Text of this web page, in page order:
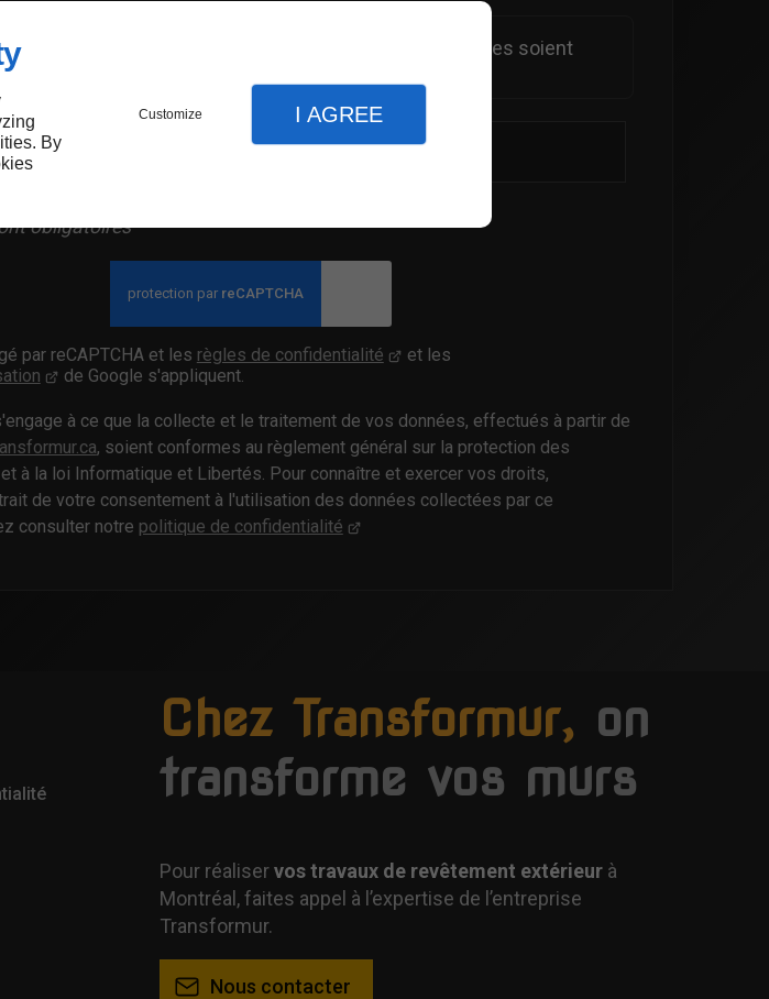
By
Customize I AGREE
ce formulaire, j'accepte que les informations saisies soient
dans le cadre strict de ma demande*
Envoyer
obligatoires
par reCAPTCHA et les règles de confidentialité
et les
de Google s'appliquent.
à ce que la collecte et le traitement de vos données, effectués à partir de
, soient conformes au règlement général sur la protection des
à la loi Informatique et Libertés. Pour connaître et exercer vos droits,
de votre consentement à l'utilisation des données collectées par ce
consulter notre politique de confidentialité
Chez Transformur, on
transforme vos murs
Pour réaliservos travaux de revêtement extérieur à
Montréal, faites appel à l’expertise de l’entreprise
Transformur.
Nous contacter